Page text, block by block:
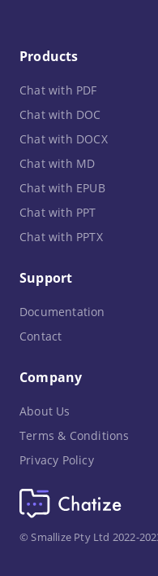
© Smallize Pty Ltd 2022-
Products
Chat with PDF
Chat with DOC
Chat with DOCX
Chat with MD
Chat with EPUB
Chat with PPT
Chat with PPTX
Support
Documentation
Contact
Company
About Us
Terms & Conditions
Privacy Policy